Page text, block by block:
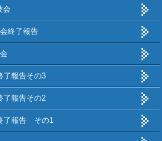
会
終了報告
了報告その3
了報告その2
了報告 その1